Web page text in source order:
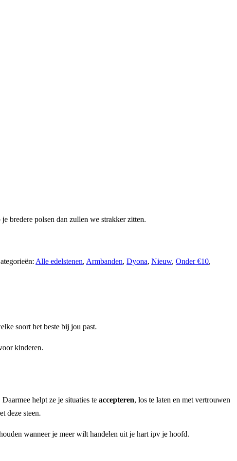
bredere polsen dan zullen we strakker zitten.
Alle edelstenen, Armbanden, Dyona, Nieuw, Onder €10,
soort het beste bij jou past.
kinderen.
helpt ze je situaties te accepteren, los te laten en met vertrouwen
deze steen.
wanneer je meer wilt handelen uit je hart ipv je hoofd.